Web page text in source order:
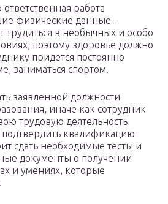
работа
физические данные –
трудиться в необычных и особо
поэтому здоровье должно
придется постоянно
заниматься спортом.
заявленной должности
иначе как сотрудник
трудовую деятельность
квалификацию
сдать необходимые тесты и
документы о получении
и умениях, которые